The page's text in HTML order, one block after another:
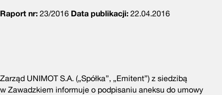
Raport nr: 23/2016 Data publikacji: 22.04.2016
Zarząd UNIMOT S.A. („Spółka”, „Emitent”) z siedzibą
w Zawadzkiem informuje o podpisaniu aneksu do umowy